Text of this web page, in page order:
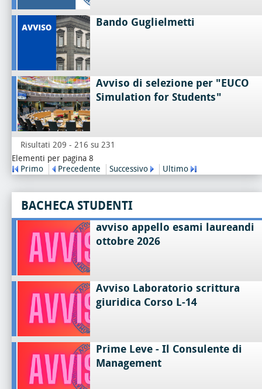
Bando Guglielmetti
Avviso di selezione per "EUCO
Simulation for Students"
Risultati 209 - 216 su 231
Elementi per pagina 8
Primo
Precedente Successivo Ultimo
BACHECA STUDENTI
avviso appello esami laureandi
ottobre 2026
Avviso Laboratorio scrittura
giuridica Corso L-14
Prime Leve - Il Consulente di
Management